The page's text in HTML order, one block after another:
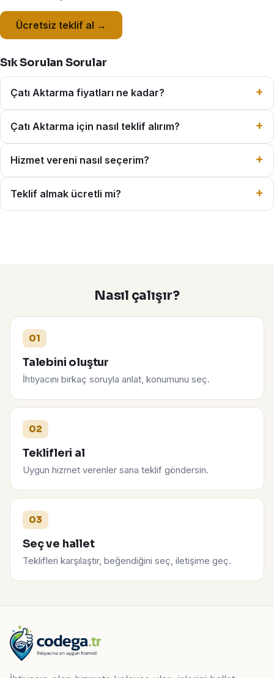
Ücretsiz teklif al →
Sık Sorulan Sorular
Çatı Aktarma fiyatları ne kadar?
Çatı Aktarma için nasıl teklif alırım?
Hizmet vereni nasıl seçerim?
Teklif almak ücretli mi?
Nasıl çalışır?
01
Talebini oluştur
İhtiyacını birkaç soruyla anlat, konumunu seç.
02
Teklifleri al
Uygun hizmet verenler sana teklif göndersin.
03
Seç ve hallet
Teklifleri karşılaştır, beğendiğini seç, iletişime geç.